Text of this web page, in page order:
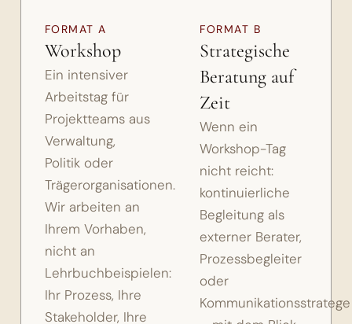
FORMAT A
Workshop
Ein intensiver
Arbeitstag für
Projektteams aus
Verwaltung,
Politik oder
Trägerorganisationen.
Wir arbeiten an
Ihrem Vorhaben,
nicht an
Lehrbuchbeispielen:
Ihr Prozess, Ihre
Stakeholder, Ihre
FORMAT B
Strategische
Beratung auf
Zeit
Wenn ein
Workshop-Tag
nicht reicht:
kontinuierliche
Begleitung als
externer Berater,
Prozessbegleiter
oder
Kommunikationsstratege